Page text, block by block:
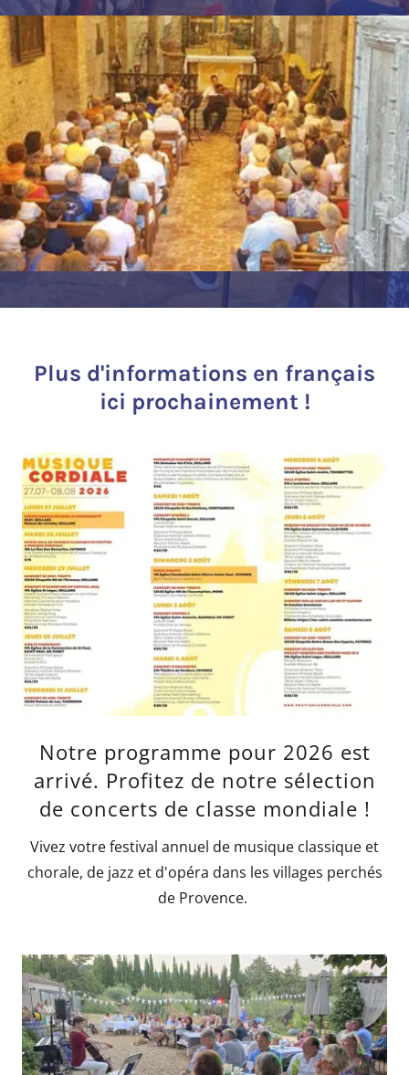
Plus d'informations en français
ici prochainement !
Notre programme pour 2026 est
arrivé. Profitez de notre sélection
de concerts de classe mondiale !
Vivez votre festival annuel de musique classique et
chorale, de jazz et d'opéra dans les villages perchés
de Provence.